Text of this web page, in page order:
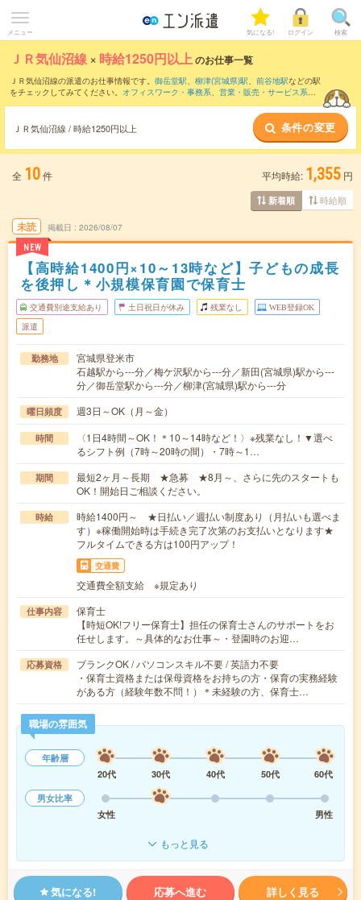
メニュー 気になる! ログイン 検索
ＪＲ気仙沼線 × 時給1250円以上のお仕事一覧
ＪＲ気仙沼線の派遣のお仕事情報です。 御岳堂駅、 柳津(宮城県)駅、 前谷地駅などの駅
をチェックしてみてください。 オフィスワーク・事務系、 営業・販売・サービス系、
ＪＲ気仙沼線 / 時給1250円以上 条件の変更
全 10件 平均時給: 1,355 円
新着順 時給順
未読
NEW
掲載日 2026/08/07
【高時給1400円×10～13時など】子どもの成長
を後押し＊小規模保育園で保育士
交通費別途支給あり 土日祝日が休み 残業なし WEB登録OK
派遣
勤務地
宮城県登米市
石越駅から---分／梅ケ沢駅から---分／新田(宮城県)駅から---
分／御岳堂駅から---分／柳津(宮城県)駅から---分
曜日頻度 週3日～OK（月～金）
時間
〈1日4時間～OK！＊10～14時など！〉※残業なし！▼選べ
るシフト例（7時～20時の間）・7時～1…
期間
最短2ヶ月～長期 ★急募 ★8月～、さらに先のスタートも
OK！開始日ご相談ください。
時給
時給1400円～ ★日払い／週払い制度あり（月払いも選べま
す）※稼働開始時は手続き完了次第のお支払いとなります★
フルタイムできる方は100円アップ！
交通費
交通費全額支給 ※規定あり
仕事内容
保育士
【時短OK!フリー保育士】担任の保育士さんのサポートをお
任せします。～具体的なお仕事～・登園時のお迎…
応募資格
ブランクOK / パソコンスキル不要 / 英語力不要
・保育士資格または保母資格をお持ちの方・保育の実務経験
がある方（経験年数不問！）＊未経験の方、保育士…
職場の雰囲気
年齢層
20代
30代 40代 50代
60代
男女比率
女性
男性
もっと見る
気になる! 応募へ進む 詳しく見る